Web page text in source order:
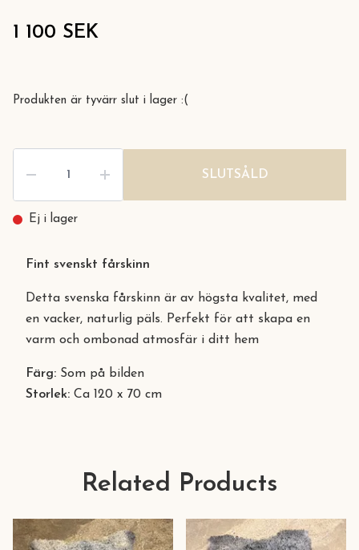
1 100 SEK
Produkten är tyvärr slut i lager :(
SLUTSÅLD
Ej i lager
Fint svenskt fårskinn
Detta svenska fårskinn är av högsta kvalitet, med
en vacker, naturlig päls. Perfekt för att skapa en
varm och ombonad atmosfär i ditt hem
Färg: Som på bilden
Storlek: Ca 120 x 70 cm
Related Products